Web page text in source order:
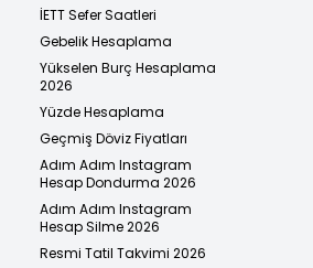
İETT Sefer Saatleri
Gebelik Hesaplama
Yükselen Burç Hesaplama
2026
Yüzde Hesaplama
Geçmiş Döviz Fiyatları
Adım Adım Instagram
Hesap Dondurma 2026
Adım Adım Instagram
Hesap Silme 2026
Resmi Tatil Takvimi 2026